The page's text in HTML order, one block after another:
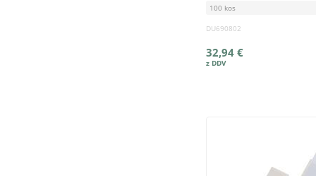
100 kos
DU690802
32,94 €